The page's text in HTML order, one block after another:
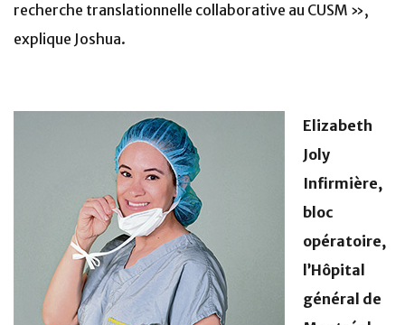
recherche translationnelle collaborative au CUSM »,
explique Joshua.
Elizabeth
Joly
Infirmière,
bloc
opératoire,
l’Hôpital
général de